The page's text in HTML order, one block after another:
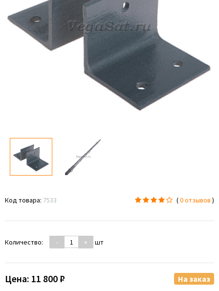
Код товара: 7533 (0 отзывов )
Количество: - + шт
Цена: 11 800 ₽ На заказ